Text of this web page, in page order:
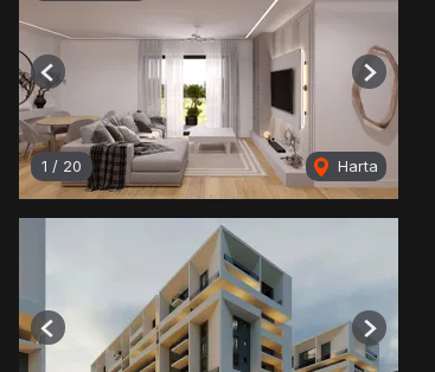
1 / 20 Harta
Previous Next
Previous Next